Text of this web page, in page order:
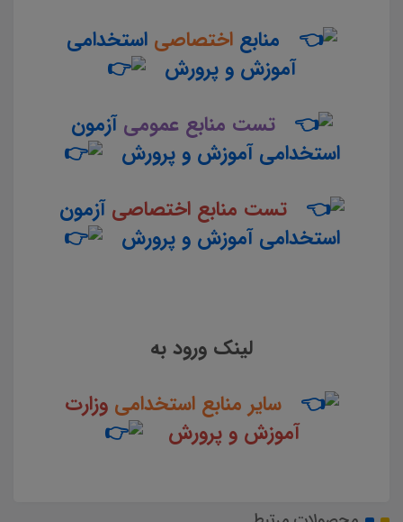
منابعاختصاصیاستخدامی
آموزش و پرورش
تست منابع عمومی آزمون
استخدامی آموزش و پرورش
تست منابع اختصاصی آزمون
استخدامی آموزش و پرورش
لینک ورود به
سایر منابع استخدامیوزارت
آموزش و پرورش